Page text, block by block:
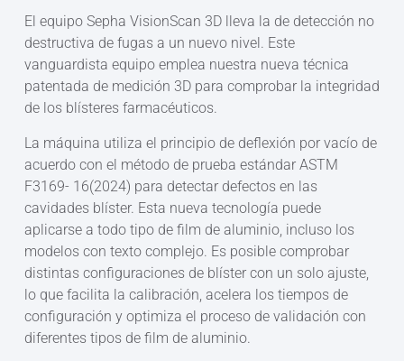
El equipo Sepha VisionScan 3D lleva la de detección no
destructiva de fugas a un nuevo nivel. Este
vanguardista equipo emplea nuestra nueva técnica
patentada de medición 3D para comprobar la integridad
de los blísteres farmacéuticos.
La máquina utiliza el principio de deflexión por vacío de
acuerdo con el método de prueba estándar ASTM
F3169- 16(2024) para detectar defectos en las
cavidades blíster. Esta nueva tecnología puede
aplicarse a todo tipo de film de aluminio, incluso los
modelos con texto complejo. Es posible comprobar
distintas configuraciones de blíster con un solo ajuste,
lo que facilita la calibración, acelera los tiempos de
configuración y optimiza el proceso de validación con
diferentes tipos de film de aluminio.